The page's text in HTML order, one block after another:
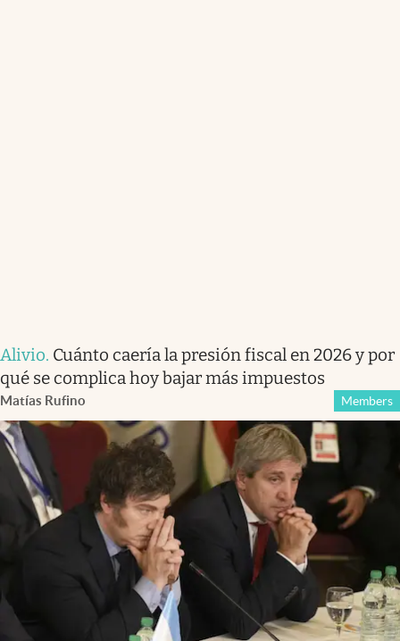
Alivio. Cuánto caería la presión fiscal en 2026 y por
qué se complica hoy bajar más impuestos
Matías Rufino Members